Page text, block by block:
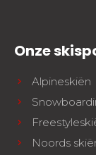
Onze
Alpineskiën
Noords